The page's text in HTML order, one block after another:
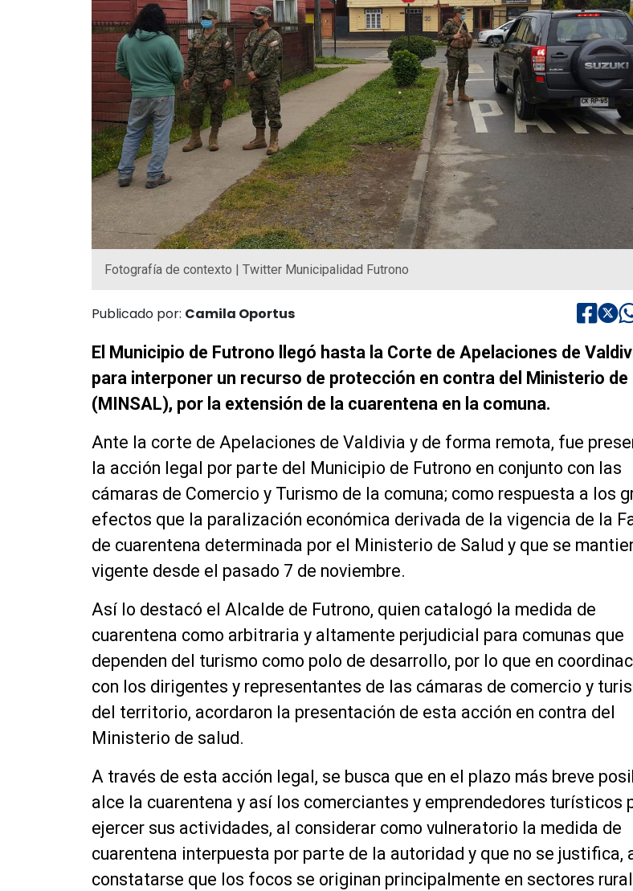
Fotografía de contexto | Twitter Municipalidad Futrono
Publicado por: Camila Oportus
El Municipio de Futrono llegó hasta la Corte de Apelaciones de
para interponer un recurso de protección en contra del Ministerio de
(MINSAL), por la extensión de la cuarentena en la comuna.
Ante la corte de Apelaciones de Valdivia y de forma remota, fue
la acción legal por parte del Municipio de Futrono en conjunto con las
cámaras de Comercio y Turismo de la comuna; como respuesta a los
efectos que la paralización económica derivada de la vigencia de la
de cuarentena determinada por el Ministerio de Salud y que se
vigente desde el pasado 7 de noviembre.
Así lo destacó el Alcalde de Futrono, quien catalogó la medida de
cuarentena como arbitraria y altamente perjudicial para comunas que
dependen del turismo como polo de desarrollo, por lo que en
con los dirigentes y representantes de las cámaras de comercio y
del territorio, acordaron la presentación de esta acción en contra del
Ministerio de salud.
A través de esta acción legal, se busca que en el plazo más breve
alce la cuarentena y así los comerciantes y emprendedores turísticos
ejercer sus actividades, al considerar como vulneratorio la medida de
cuarentena interpuesta por parte de la autoridad y que no se justifica,
constatarse que los focos se originan principalmente en sectores